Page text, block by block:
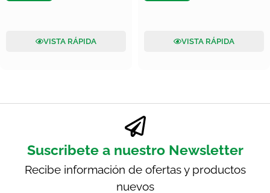
VISTA RÁPIDA VISTA RÁPIDA
Suscribete a nuestro Newsletter
Recibe información de ofertas y productos
nuevos